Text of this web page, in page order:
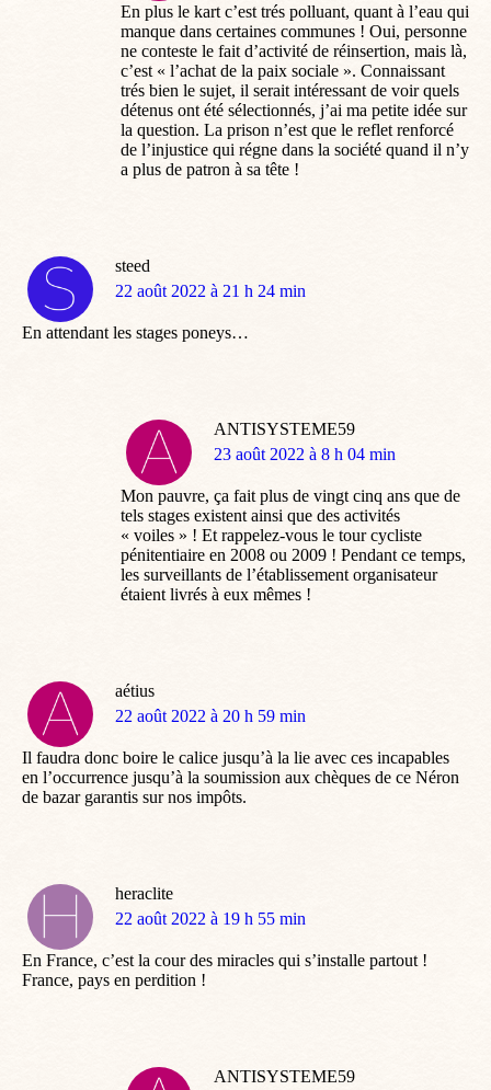
En plus le kart c’est trés polluant, quant à l’eau qui
manque dans certaines communes ! Oui, personne
ne conteste le fait d’activité de réinsertion, mais là,
c’est « l’achat de la paix sociale ». Connaissant
trés bien le sujet, il serait intéressant de voir quels
détenus ont été sélectionnés, j’ai ma petite idée sur
la question. La prison n’est que le reflet renforcé
de l’injustice qui régne dans la société quand il n’y
a plus de patron à sa tête !
steed
dit
22 août 2022 à 21 h 24 min
En attendant les stages poneys…
ANTISYSTEME59
dit
23 août 2022 à 8 h 04 min
Mon pauvre, ça fait plus de vingt cinq ans que de
tels stages existent ainsi que des activités
« voiles » ! Et rappelez-vous le tour cycliste
pénitentiaire en 2008 ou 2009 ! Pendant ce temps,
les surveillants de l’établissement organisateur
étaient livrés à eux mêmes !
aétius
dit
22 août 2022 à 20 h 59 min
Il faudra donc boire le calice jusqu’à la lie avec ces incapables
en l’occurrence jusqu’à la soumission aux chèques de ce Néron
de bazar garantis sur nos impôts.
heraclite
dit
22 août 2022 à 19 h 55 min
En France, c’est la cour des miracles qui s’installe partout !
France, pays en perdition !
ANTISYSTEME59